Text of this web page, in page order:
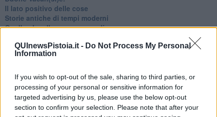
QUInewsPistoia.it - Do Not Process My Personal
Information
If you wish to opt-out of the sale, sharing to third parties, or
processing of your personal or sensitive information for
targeted advertising by us, please use the below opt-out
section to confirm your selection. Please note that after your
​Il lato positivo delle cose
​Storie antiche di tempi moderni
​Quello che alle mamme non dicono
Homo imbecillis
​4 anni di Blog
​Il passato, questo conosciuto!
​Clima ballerino e sbalzi d’umore
La maternità
​L’uomo o l’orso?
Non hanno un amico a teatro​